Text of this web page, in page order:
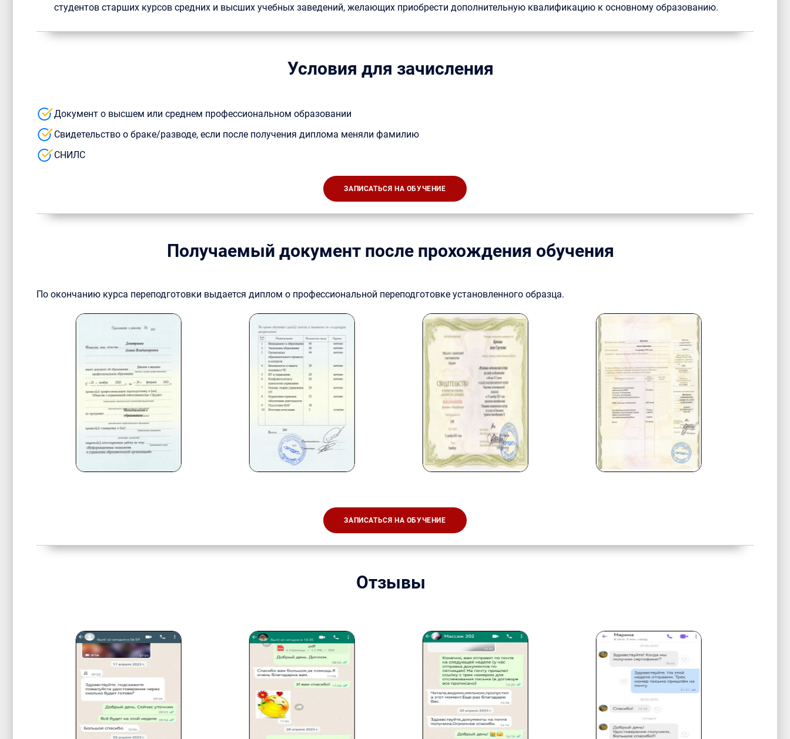
студентов старших курсов средних и высших учебных заведений, желающих приобрести дополнительную квалификацию к основному образованию.
Условия для зачисления
Документ о высшем или среднем профессиональном образовании
Свидетельство о браке/разводе, если после получения диплома меняли фамилию
СНИЛС
ЗАПИСАТЬСЯ НА ОБУЧЕНИЕ
Получаемый документ после прохождения обучения
По окончанию курса переподготовки выдается диплом о профессиональной переподготовке установленного образца.
ЗАПИСАТЬСЯ НА ОБУЧЕНИЕ
Отзывы